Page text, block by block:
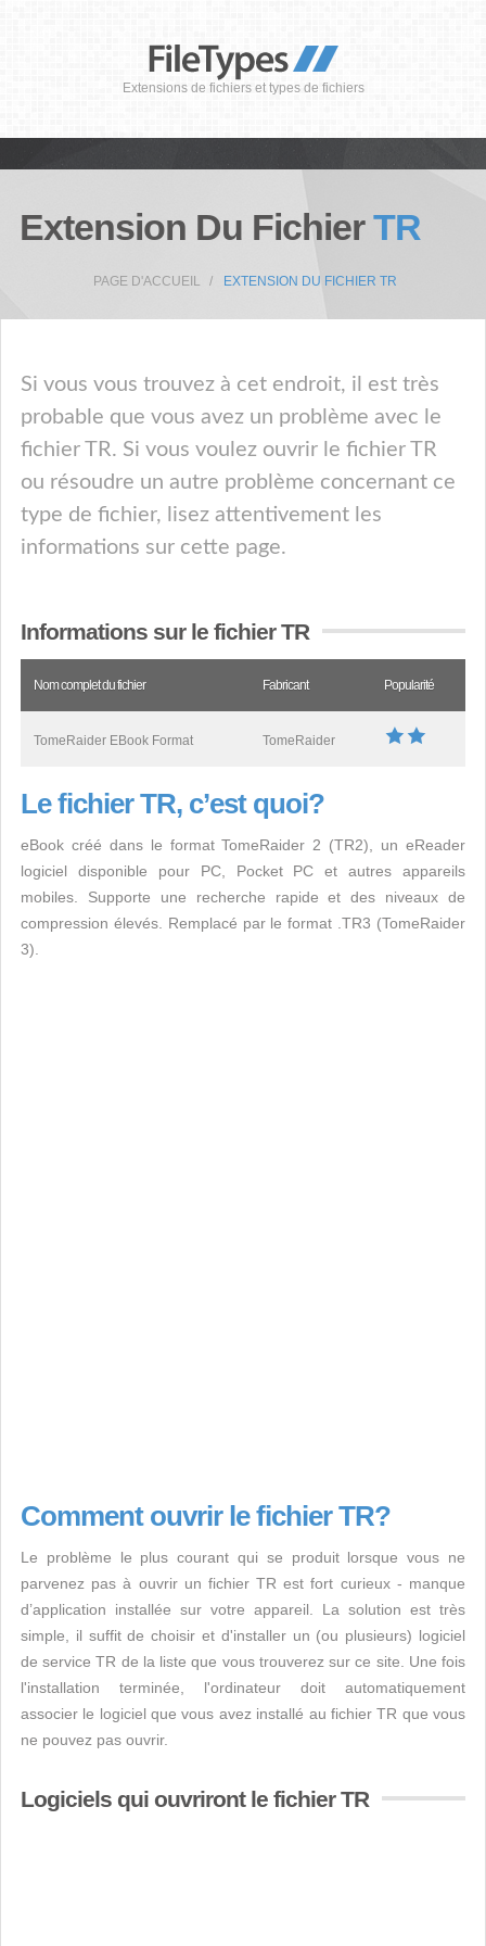
Extensions de fichiers et types de fichiers
Extension Du FichierTR
PAGE D'ACCUEIL EXTENSION DU FICHIER TR
Si vous vous trouvez à cet endroit, il est très
probable que vous avez un problème avec le
fichier TR. Si vous voulez ouvrir le fichier TR
ou résoudre un autre problème concernant ce
type de fichier, lisez attentivement les
informations sur cette page.
Informations sur le fichier TR
Nom complet du fichier Fabricant Popularité
TomeRaider EBook Format TomeRaider
Le fichier TR, c’est quoi?
eBook créé dans le format TomeRaider 2 (TR2), un eReader
logiciel disponible pour PC, Pocket PC et autres appareils
mobiles. Supporte une recherche rapide et des niveaux de
compression élevés. Remplacé par le format .TR3 (TomeRaider
3).
Comment ouvrir le fichier TR?
Le problème le plus courant qui se produit lorsque vous ne
parvenez pas à ouvrir un fichier TR est fort curieux - manque
d’application installée sur votre appareil. La solution est très
simple, il suffit de choisir et d'installer un (ou plusieurs) logiciel
de service TR de la liste que vous trouverez sur ce site. Une fois
l'installation terminée, l'ordinateur doit automatiquement
associer le logiciel que vous avez installé au fichier TR que vous
ne pouvez pas ouvrir.
Logiciels qui ouvriront le fichier TR